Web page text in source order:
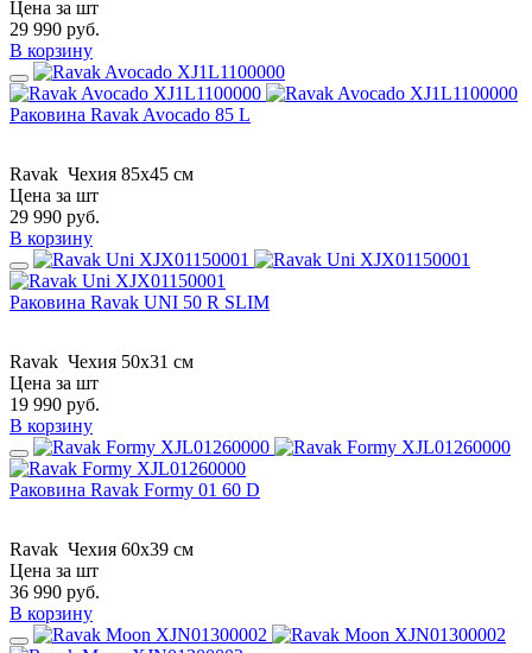
Цена за шт
29 990 руб.
В корзину
Раковина Ravak Avocado 85 L
Ravak Чехия 85x45 см
Цена за шт
29 990 руб.
В корзину
Раковина Ravak UNI 50 R SLIM
Ravak Чехия 50x31 см
Цена за шт
19 990 руб.
В корзину
Раковина Ravak Formy 01 60 D
Ravak Чехия 60x39 см
Цена за шт
36 990 руб.
В корзину